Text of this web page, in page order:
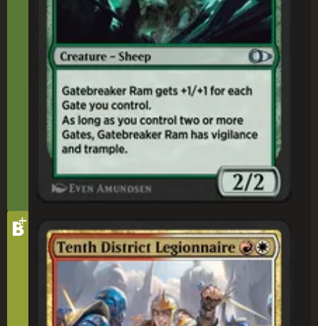
テ
ィ
B
+
第(だい)10管(かん)区(く)の軍(ぐん)団(だん)兵(へい)